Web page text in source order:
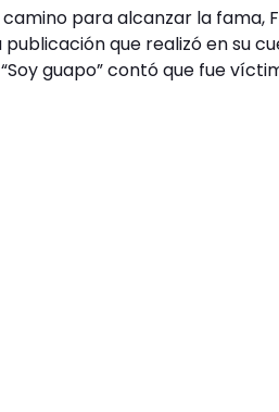
para alcanzar la fama,
que realizó en su
guapo” contó que fue